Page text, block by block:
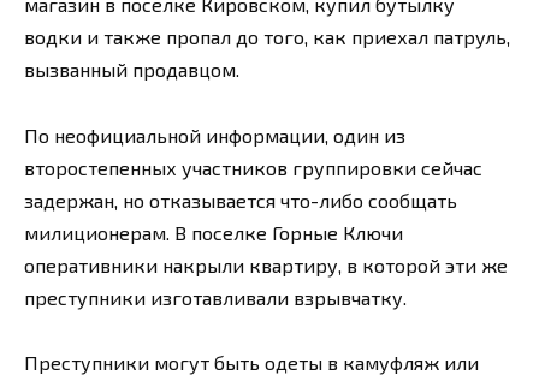
магазин в поселке Кировском, купил бутылку
водки и также пропал до того, как приехал патруль,
вызванный продавцом.
По неофициальной информации, один из
второстепенных участников группировки сейчас
задержан, но отказывается что-либо сообщать
милиционерам. В поселке Горные Ключи
оперативники накрыли квартиру, в которой эти же
преступники изготавливали взрывчатку.
Преступники могут быть одеты в камуфляж или